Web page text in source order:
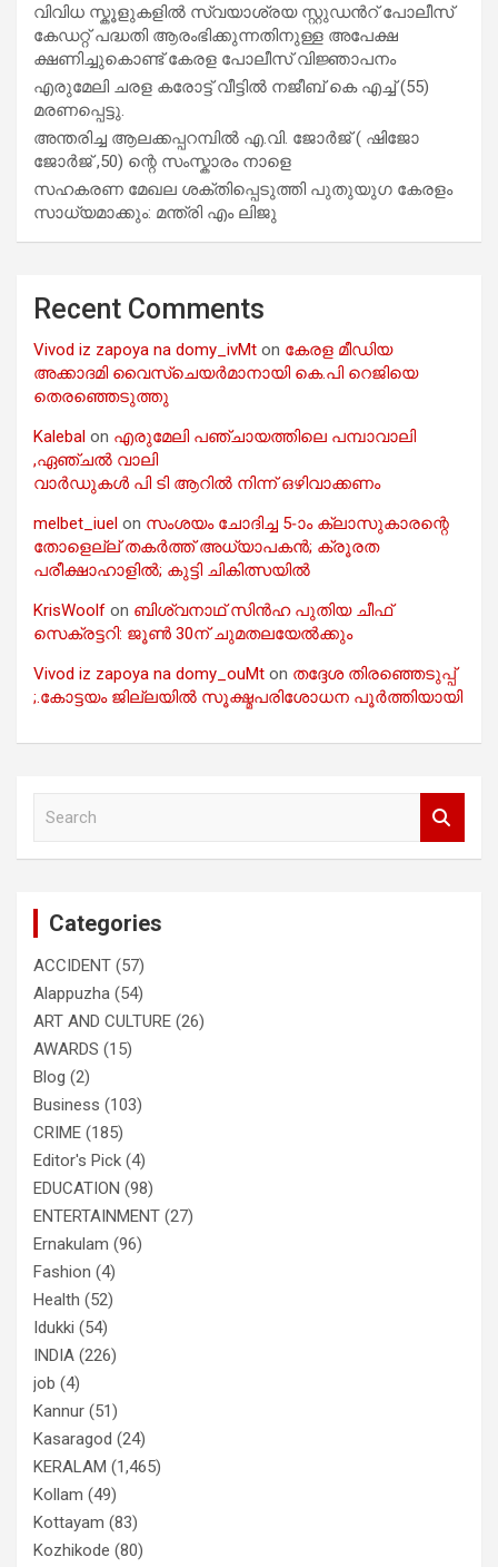
വിവിധ സ്കൂളുകളില്‍ സ്വയാശ്രയ സ്റ്റുഡന്‍റ് പോലീസ്
കേഡറ്റ് പദ്ധതി ആരംഭിക്കുന്നതിനുള്ള അപേക്ഷ
ക്ഷണിച്ചുകൊണ്ട് കേരള പോലീസ് വിജ്ഞാപനം
എരുമേലി ചരള കരോട്ട് വീട്ടിൽ നജീബ് കെ എച്ച് (55)
മരണപ്പെട്ടു.
അന്തരിച്ച ആ​ല​ക്ക​പ്പ​റമ്പിൽ​ എ.​വി. ജോ​ർ​ജ് ( ഷിജോ
ജോർജ് ,50) ന്റെ സംസ്കാരം നാളെ
സഹകരണ മേഖല ശക്തിപ്പെടുത്തി പുതുയുഗ കേരളം
സാധ്യമാക്കും: മന്ത്രി എം ലിജു
Recent Comments
Vivod iz zapoya na domy_ivMt on കേരള മീഡിയ
അക്കാദമി വൈസ്ചെയർമാനായി കെ.പി റെജിയെ
തെരഞ്ഞെടുത്തു
Kalebal on എരുമേലി പഞ്ചായത്തിലെ പമ്പാവാലി
,ഏഞ്ചൽ വാലി
വാർഡുകൾ പി ടി ആറിൽ നിന്ന് ഒഴിവാക്കണം
melbet_iuel on സംശയം ചോദിച്ച 5-ാം ക്ലാസുകാരന്റെ
തോളെല്ല് തകർത്ത് അധ്യാപകൻ; ക്രൂരത
പരീക്ഷാഹാളിൽ; കുട്ടി ചികിത്സയിൽ
KrisWoolf on ബിശ്വനാഥ് സിൻഹ പുതിയ ചീഫ്
സെക്രട്ടറി: ജൂൺ 30ന് ചുമതലയേൽക്കും
Vivod iz zapoya na domy_ouMt on തദ്ദേശ തിരഞ്ഞെടുപ്പ്
;.കോട്ടയം ജില്ലയിൽ സൂക്ഷ്മപരിശോധന പൂർത്തിയായി
Categories
ACCIDENT (57)
Alappuzha (54)
ART AND CULTURE (26)
AWARDS (15)
Blog (2)
Business (103)
CRIME (185)
Editor's Pick (4)
EDUCATION (98)
ENTERTAINMENT (27)
Ernakulam (96)
Fashion (4)
Health (52)
Idukki (54)
INDIA (226)
job (4)
Kannur (51)
Kasaragod (24)
KERALAM (1,465)
Kollam (49)
Kottayam (83)
Kozhikode (80)